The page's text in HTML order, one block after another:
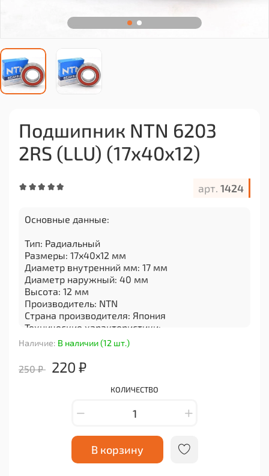
арт. 1424
Наличие: В наличии (12 шт.)
Подшипник NTN 6203
2RS (LLU) (17x40x12)
250 ₽ 220 ₽
КОЛИЧЕСТВО
В корзину
Основные данные:
Тип: Радиальный
Размеры: 17x40x12 мм
Диаметр внутренний мм: 17 мм
Диаметр наружный: 40 мм
Высота: 12 мм
Производитель: NTN
Страна производителя: Япония
Технические характеристики:
Сепаратор: Стальной
Уплотнение: LLU (Двухкромочное нитриловое
контактное уплотнение)
Класс точности: ISO Class 0
Диапазон рабочей температуры: -40 до +100 °C
Номинальная динамическая грузопод-ть Cr:
Номинальная статическая грузопод-ть Cor: